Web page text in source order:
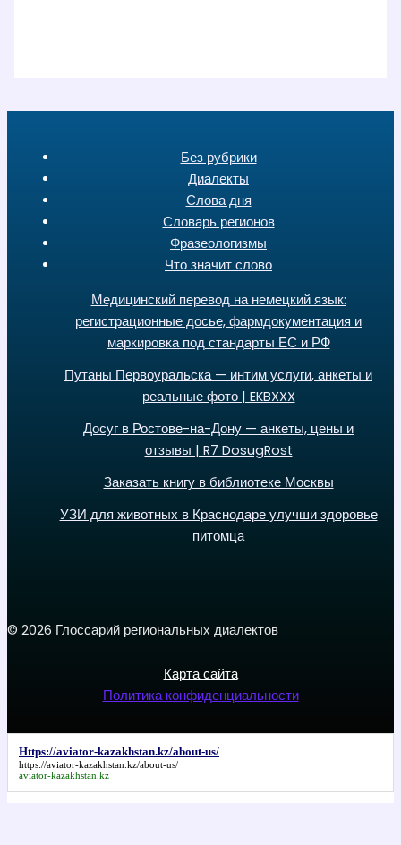
Без рубрики
Диалекты
Слова дня
Словарь регионов
Фразеологизмы
Что значит слово
Медицинский перевод на немецкий язык:
регистрационные досье, фармдокументация и
маркировка под стандарты ЕС и РФ
Путаны Первоуральска — интим услуги, анкеты и
реальные фото | EKBXXX
Досуг в Ростове-на-Дону — анкеты, цены и
отзывы | R7 DosugRost
Заказать книгу в библиотеке Москвы
УЗИ для животных в Краснодаре улучши здоровье
питомца
© 2026 Глоссарий региональных диалектов
Карта сайта
Политика конфиденциальности
Https://aviator-kazakhstan.kz/about-us/
https://aviator-kazakhstan.kz/about-us/
aviator-kazakhstan.kz